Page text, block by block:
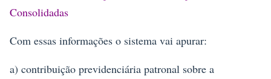
Consolidadas
Com essas informações o sistema vai apurar:
a) contribuição previdenciária patronal sobre a